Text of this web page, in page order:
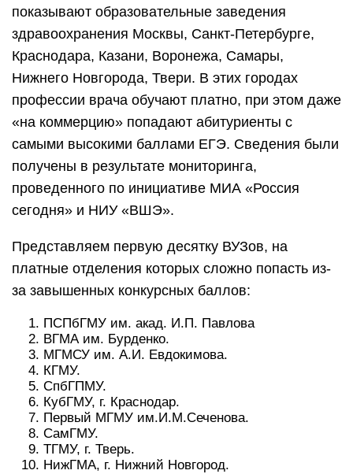
показывают образовательные заведения
здравоохранения Москвы, Санкт-Петербурге,
Краснодара, Казани, Воронежа, Самары,
Нижнего Новгорода, Твери. В этих городах
профессии врача обучают платно, при этом даже
«на коммерцию» попадают абитуриенты с
самыми высокими баллами ЕГЭ. Сведения были
получены в результате мониторинга,
проведенного по инициативе МИА «Россия
сегодня» и НИУ «ВШЭ».
Представляем первую десятку ВУЗов, на
платные отделения которых сложно попасть из-
за завышенных конкурсных баллов:
ПСПбГМУ им. акад. И.П. Павлова
ВГМА им. Бурденко.
МГМСУ им. А.И. Евдокимова.
КГМУ.
СпбГПМУ.
КубГМУ, г. Краснодар.
Первый МГМУ им.И.М.Сеченова.
СамГМУ.
ТГМУ, г. Тверь.
НижГМА, г. Нижний Новгород.